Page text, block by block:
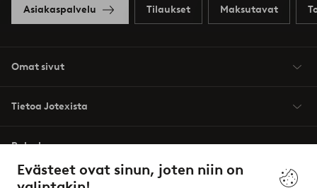
Evästeet ovat sinun, joten niin on
Asiakaspalvelu Tilaukset Maksutavat
Omat sivut
Tietoa Jotexista
Palvelumme
Ehdot